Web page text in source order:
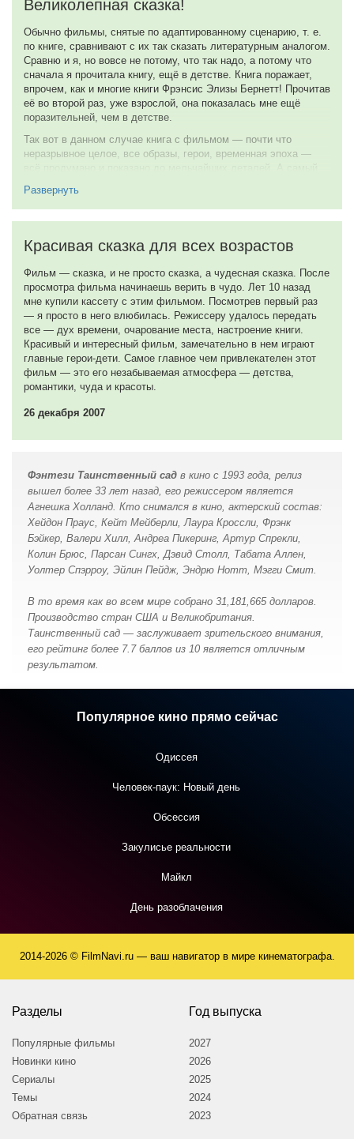
Великолепная сказка!
Обычно фильмы, снятые по адаптированному сценарию, т. е.
по книге, сравнивают с их так сказать литературным аналогом.
Сравню и я, но вовсе не потому, что так надо, а потому что
сначала я прочитала книгу, ещё в детстве. Книга поражает,
впрочем, как и многие книги Фрэнсис Элизы Бернетт! Прочитав
её во второй раз, уже взрослой, она показалась мне ещё
поразительней, чем в детстве.
Так вот в данном случае книга с фильмом — почти что
неразрывное целое, все образы, герои, временная эпоха —
именно так хочется выразиться!
10 из 10
И ещё одно: кино это конечно хорошо, но не забывайте читать
книги!
7 октября 2008
Развернуть
Красивая сказка для всех возрастов
Фильм — сказка, и не просто сказка, а чудесная сказка. После
просмотра фильма начинаешь верить в чудо. Лет 10 назад
мне купили кассету с этим фильмом. Посмотрев первый раз
— я просто в него влюбилась. Режиссеру удалось передать
все — дух времени, очарование места, настроение книги.
Красивый и интересный фильм, замечательно в нем играют
главные герои-дети. Самое главное чем привлекателен этот
фильм — это его незабываемая атмосфера — детства,
романтики, чуда и красоты.
26 декабря 2007
Фэнтези Таинственный сад в кино с 1993 года, релиз
вышел более 33 лет назад, его режиссером является
Агнешка Холланд. Кто снимался в кино, актерский состав:
Хейдон Праус, Кейт Мейберли, Лаура Кроссли, Фрэнк
Бэйкер, Валери Хилл, Андреа Пикеринг, Артур Спрекли,
Колин Брюс, Парсан Сингх, Дэвид Столл, Табата Аллен,
Уолтер Спэрроу, Эйлин Пейдж, Эндрю Нотт, Мэгги Смит.
В то время как во всем мире собрано 31,181,665 долларов.
Производство стран США и Великобритания.
Таинственный сад — заслуживает зрительского внимания,
его рейтинг более 7.7 баллов из 10 является отличным
результатом.
Популярное кино прямо сейчас
Одиссея
Человек-паук: Новый день
Обсессия
Закулисье реальности
Майкл
День разоблачения
2014-2026 © FilmNavi.ru — ваш навигатор в мире кинематографа.
Разделы
Популярные фильмы
Новинки кино
Сериалы
Темы
Обратная связь
Год выпуска
2027
2026
2025
2024
2023